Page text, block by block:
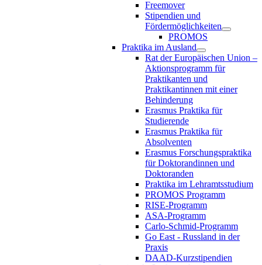
Freemover
Stipendien und
Fördermöglichkeiten
PROMOS
Praktika im Ausland
Rat der Europäischen Union –
Aktionsprogramm für
Praktikanten und
Praktikantinnen mit einer
Behinderung
Erasmus Praktika für
Studierende
Erasmus Praktika für
Absolventen
Erasmus Forschungspraktika
für Doktorandinnen und
Doktoranden
Praktika im Lehramtsstudium
PROMOS Programm
RISE-Programm
ASA-Programm
Carlo-Schmid-Programm
Go East - Russland in der
Praxis
DAAD-Kurzstipendien